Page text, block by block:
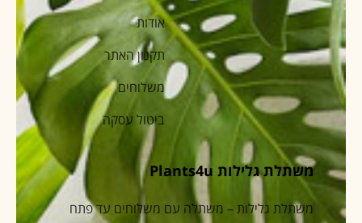
אודות
תקנון האתר
משלוחים
ביטול עסקה
משתלת גלילות Plants4u
משתלת גלילות – משתלה עם משלוחים עד פתח